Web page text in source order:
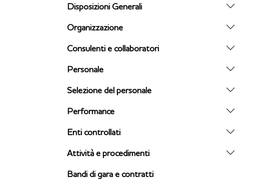
Disposizioni Generali
Organizzazione
Consulenti e collaboratori
Personale
Selezione del personale
Performance
Enti controllati
Attività e procedimenti
Bandi di gara e contratti